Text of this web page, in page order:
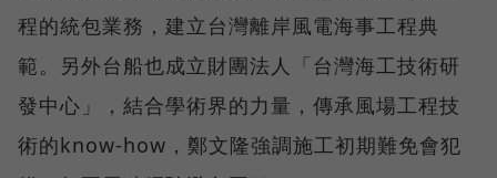
程的統包業務，建立台灣離岸風電海事工程典
範。另外台船也成立財團法人「台灣海工技術研
發中心」，結合學術界的力量，傳承風場工程技
術的know-how，鄭文隆強調施工初期難免會犯